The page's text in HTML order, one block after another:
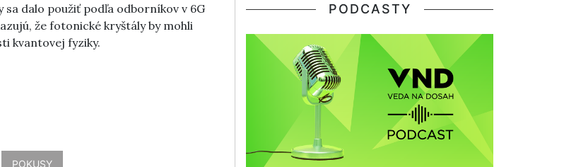
dalo použiť podľa odborníkov v 6G
že fotonické kryštály by mohli
kvantovej fyziky.
POKUSY
PODCASTY